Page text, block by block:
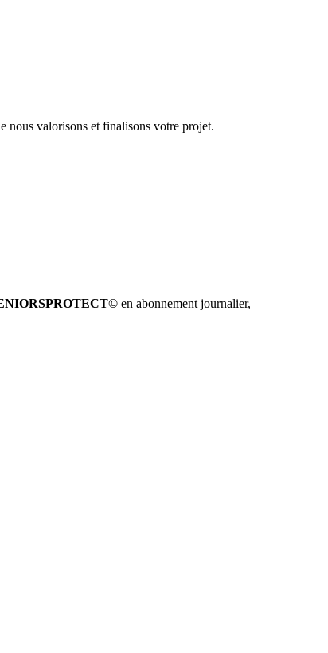
nous valorisons et finalisons votre projet.
en abonnement journalier,